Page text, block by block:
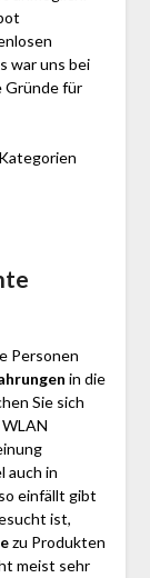
war uns bei
Gründe für
Personen
in die
Sie sich
auch in
einfällt gibt
ist,
zu Produkten
meist sehr